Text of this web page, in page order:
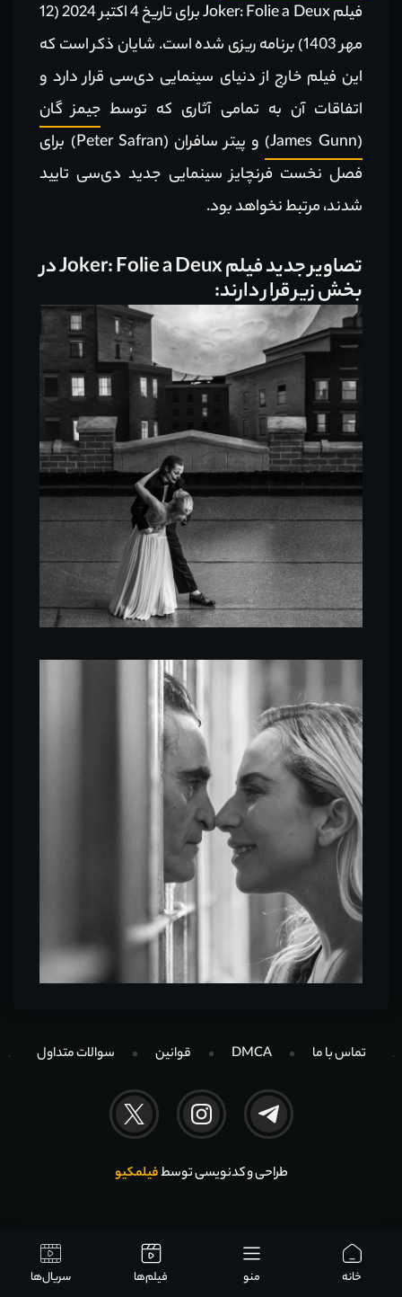
فیلم Joker: Folie a Deux برای تاریخ 4 اکتبر 2024 (12
مهر 1403) برنامه ریزی شده است. شایان ذکر است که
این فیلم خارج از دنیای سینمایی دی‌سی قرار دارد و
اتفاقات آن به تمامی آثاری که توسط جیمز گان
(James Gunn)
و پیتر سافران (Peter Safran) برای
فصل نخست فرنچایز سینمایی جدید دی‌سی تایید
شدند، مرتبط نخواهد بود.
تصاویر جدید فیلم Joker: Folie a Deux در
بخش زیر قرار دارند:
تماس با ما DMCA قوانین سوالات متداول
طراحی و کدنویسی توسطفیلمکیو
خانه منو فیلم‌ها سریال‌ها